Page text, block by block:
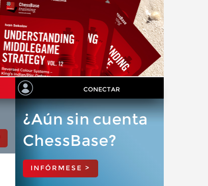
CONECTAR
¿Aún sin cuenta
ChessBase?
INFÓRMESE >